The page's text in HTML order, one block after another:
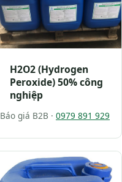
H2O2 (Hydrogen
Peroxide) 50% công
nghiệp
Báo giá B2B · 0979 891 929